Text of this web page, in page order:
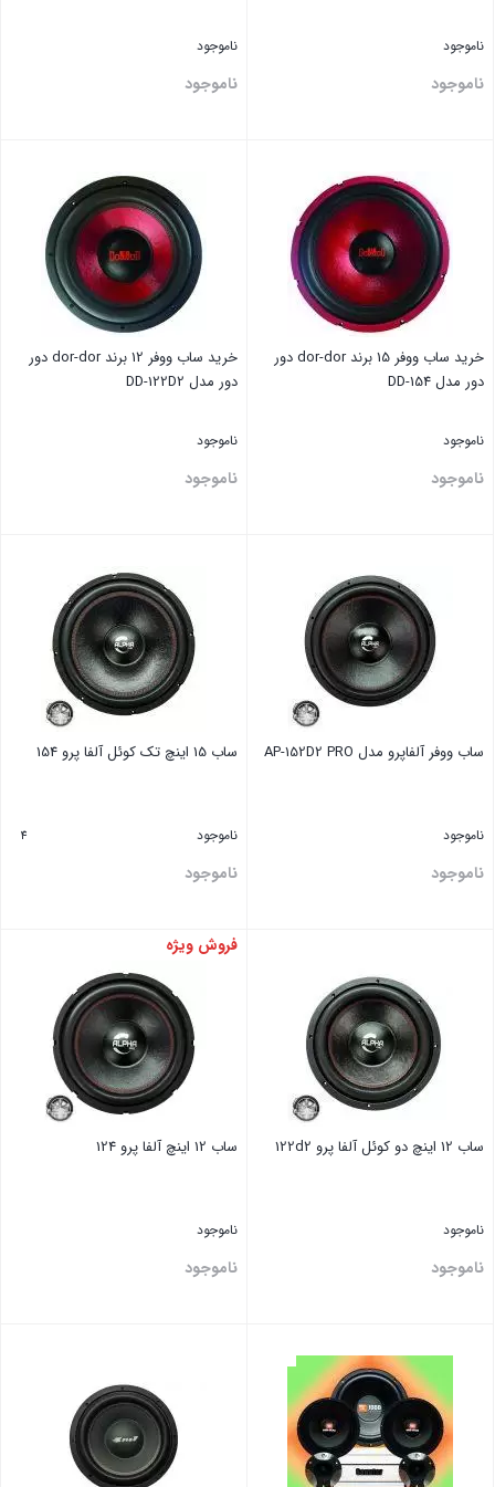
ناموجود
ناموجود
ناموجود
ناموجود
خرید ساب ووفر 15 برند dor-dor دور
دور مدل DD-154
ناموجود
ناموجود
خرید ساب ووفر 12 برند dor-dor دور
دور مدل DD-122D2
ناموجود
ناموجود
ساب ووفر آلفاپرو مدل AP-152D2 PRO
ناموجود
ناموجود
ساب 15 اینچ تک کوئل آلفا پرو 154
ناموجود 4
ناموجود
بستن
ساب 12 اینچ دو کوئل آلفا پرو 122d2
ناموجود
ناموجود
فروش ویژه
ساب 12 اینچ آلفا پرو 124
ناموجود
ناموجود